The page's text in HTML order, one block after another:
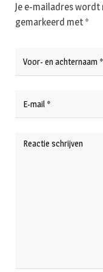
Je e-mailadres
gemarkeerd met *